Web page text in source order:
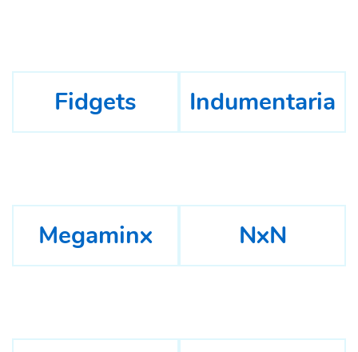
Fidgets Indumentaria
Megaminx NxN